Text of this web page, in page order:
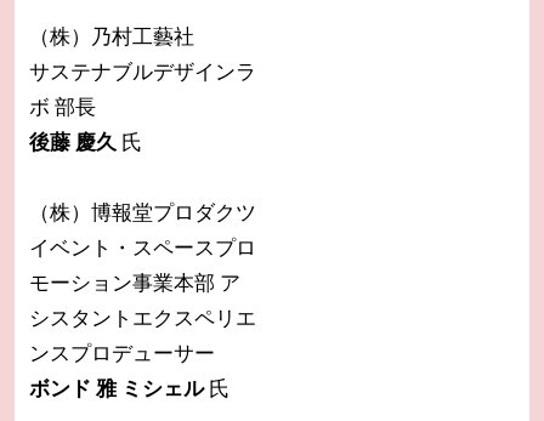
（株）乃村工藝社
サステナブルデザインラ
ボ 部長
後藤 慶久 氏
（株）博報堂プロダクツ
イベント・スペースプロ
モーション事業本部 ア
シスタントエクスペリエ
ンスプロデューサー
ボンド 雅 ミシェル氏